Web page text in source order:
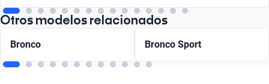
Otros modelos relacionados
Bronco Bronco Sport